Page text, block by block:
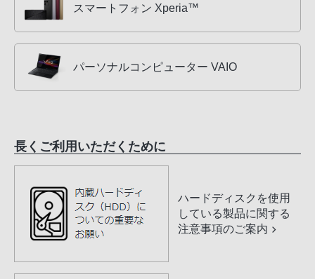
スマートフォン Xperia™
パーソナルコンピューター VAIO
長くご利用いただくために
ハードディスクを使用
している製品に関する
注意事項のご案内